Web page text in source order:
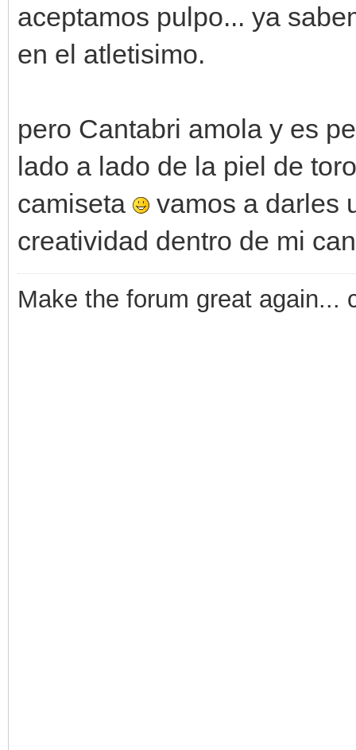
aceptamos pulpo... ya
en el atletisimo.
pero Cantabri amola y es
lado a lado de la piel de
camiseta
vamos a darles
creatividad dentro de mi
Make the forum great again...